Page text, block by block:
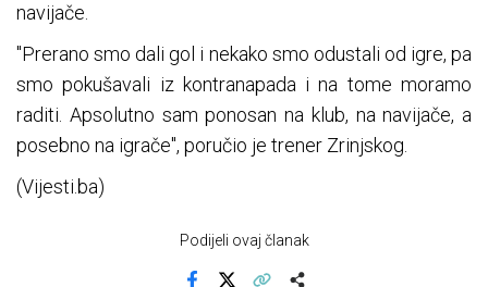
navijače.
"Prerano smo dali gol i nekako smo odustali od igre, pa
smo pokušavali iz kontranapada i na tome moramo
raditi. Apsolutno sam ponosan na klub, na navijače, a
posebno na igrače", poručio je trener Zrinjskog.
(Vijesti.ba)
Podijeli ovaj članak